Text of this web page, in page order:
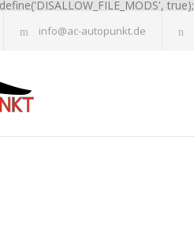
true);
info@ac-autopunkt.de